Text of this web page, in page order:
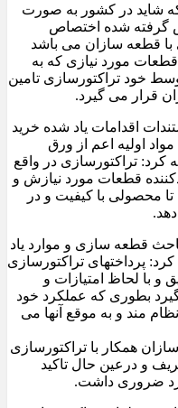
که شاید در کشور به صورت
گرفته شده اختصاص
با قطعه سازان می باشد
مورد نیازی که به
خود تراکتورسازی تامین
قرار می گیرد.
اقدامات یاد شده خرید
نزدیک به ۶۰ هزار تن مواد اولیه اعم از ورق
کرد: تراکتورسازی در واقع
قطعات مورد نیازش و
محصولی با کیفیت و در
قطعه سازی و موارد یاد
و تصریح کرد: پرداختهای تراکتورسازی
و با لحاظ امتیازات و
بطوری که عملکرد خود
مند و به موقع آنها می
همکار با تراکتورسازی
۳۰ ، ۶۰ و ۹۰ روزه تعریف و درعین حال تاکید
ضروری داشت.